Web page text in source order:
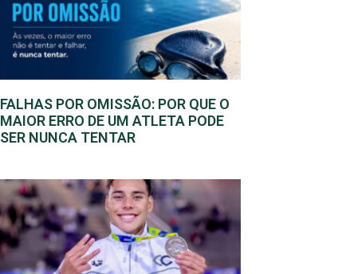
FALHAS POR OMISSÃO: POR QUE O
MAIOR ERRO DE UM ATLETA PODE
SER NUNCA TENTAR